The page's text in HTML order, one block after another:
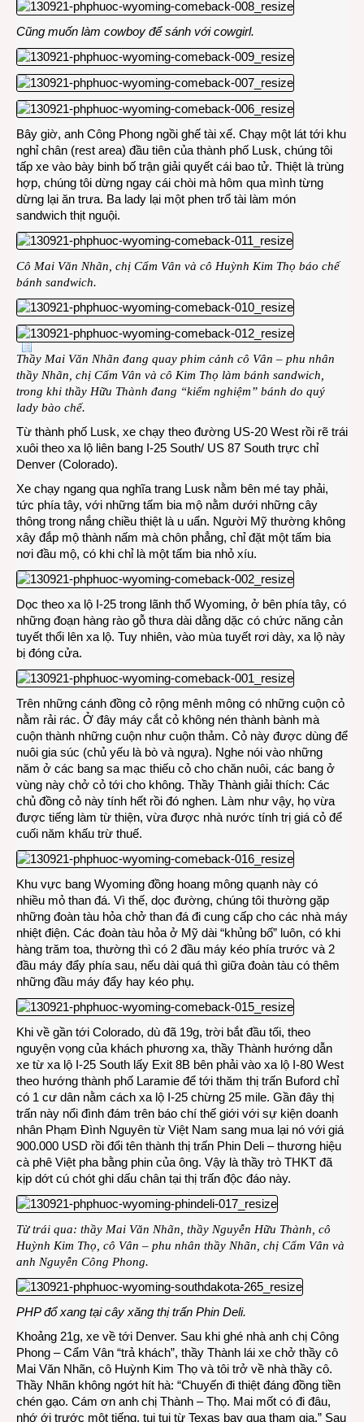
Cũng muốn làm cowboy để sánh với cowgirl.
Bây giờ, anh Công Phong ngồi ghế tài xế. Chạy một lát tới khu
nghỉ chân (rest area) đầu tiên của thành phố Lusk, chúng tôi
tấp xe vào bày binh bố trận giải quyết cái bao tử. Thiệt là trùng
hợp, chúng tôi dừng ngay cái chòi mà hôm qua mình từng
dừng lại ăn trưa. Ba lady lại một phen trổ tài làm món
sandwich thịt nguội.
Cô Mai Văn Nhãn, chị Cẩm Vân và cô Huỳnh Kim Thọ báo chế
bánh sandwich.
Thầy Mai Văn Nhãn đang quay phim cảnh cô Vân – phu nhân
thầy Nhãn, chị Cẩm Vân và cô Kim Thọ làm bánh sandwich,
trong khi thầy Hữu Thành đang “kiểm nghiệm” bánh do quý
lady bào chế.
Từ thành phố Lusk, xe chạy theo đường US-20 West rồi rẽ trái
xuôi theo xa lộ liên bang I-25 South/ US 87 South trực chỉ
Denver (Colorado).
Xe chạy ngang qua nghĩa trang Lusk nằm bên mé tay phải,
tức phía tây, với những tấm bia mộ nằm dưới những cây
thông trong nắng chiều thiệt là u uẩn. Người Mỹ thường không
xây đắp mộ thành nấm mà chôn phẳng, chỉ đặt một tấm bia
nơi đầu mộ, có khi chỉ là một tấm bia nhỏ xíu.
Dọc theo xa lộ I-25 trong lãnh thổ Wyoming, ở bên phía tây, có
những đoạn hàng rào gỗ thưa dài dằng dặc có chức năng cản
tuyết thổi lên xa lộ. Tuy nhiên, vào mùa tuyết rơi dày, xa lộ này
bị đóng cửa.
Trên những cánh đồng cỏ rộng mênh mông có những cuộn cỏ
nằm rải rác. Ở đây máy cắt cỏ không nén thành bành mà
cuộn thành những cuộn như cuộn thảm. Cỏ này được dùng để
nuôi gia súc (chủ yếu là bò và ngựa). Nghe nói vào những
năm ở các bang sa mạc thiếu cỏ cho chăn nuôi, các bang ở
vùng này chở cỏ tới cho không. Thầy Thành giải thích: Các
chủ đồng cỏ này tính hết rồi đó nghen. Làm như vậy, họ vừa
được tiếng làm từ thiện, vừa được nhà nước tính trị giá cỏ để
cuối năm khấu trừ thuế.
Khu vực bang Wyoming đồng hoang mông quạnh này có
nhiều mỏ than đá. Vì thế, dọc đường, chúng tôi thường gặp
những đoàn tàu hỏa chở than đá đi cung cấp cho các nhà máy
nhiệt điện. Các đoàn tàu hỏa ở Mỹ dài “khủng bố” luôn, có khi
hàng trăm toa, thường thì có 2 đầu máy kéo phía trước và 2
đầu máy đẩy phía sau, nếu dài quá thì giữa đoàn tàu có thêm
những đầu máy đẩy hay kéo phụ.
Khi về gần tới Colorado, dù đã 19g, trời bắt đầu tối, theo
nguyện vọng của khách phương xa, thầy Thành hướng dẫn
xe từ xa lộ I-25 South lấy Exit 8B bên phải vào xa lộ I-80 West
theo hướng thành phố Laramie để tới thăm thị trấn Buford chỉ
có 1 cư dân nằm cách xa lộ I-25 chừng 25 mile. Gần đây thị
trấn này nổi đình đám trên báo chí thế giới với sự kiện doanh
nhân Phạm Đình Nguyên từ Việt Nam sang mua lại nó với giá
900.000 USD rồi đổi tên thành thị trấn Phin Deli – thương hiệu
cà phê Việt pha bằng phin của ông. Vậy là thầy trò THKT đã
kịp dớt cú chót ghi dấu chân tại thị trấn độc đáo này.
Từ trái qua: thầy Mai Văn Nhãn, thầy Nguyễn Hữu Thành, cô
Huỳnh Kim Thọ, cô Vân – phu nhân thầy Nhãn, chị Cẩm Vân và
anh Nguyễn Công Phong.
PHP đổ xang tại cây xăng thị trấn Phin Deli.
Khoảng 21g, xe về tới Denver. Sau khi ghé nhà anh chị Công
Phong – Cẩm Vân “trả khách”, thầy Thành lái xe chở thầy cô
Mai Văn Nhãn, cô Huỳnh Kim Thọ và tôi trở về nhà thầy cô.
Thầy Nhãn không ngớt hít hà: “Chuyến đi thiệt đáng đồng tiền
chén gạo. Cám ơn anh chị Thành – Thọ. Mai mốt có đi đâu,
nhớ ới trước một tiếng, tụi tui từ Texas bay qua tham gia.” Sau